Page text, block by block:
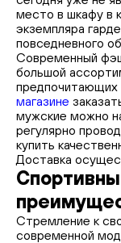
место в шкафу в
экземпляра
повседневного
Современный
большой
магазине
мужские можно
регулярно
купить
Доставка
Стремление к
современной